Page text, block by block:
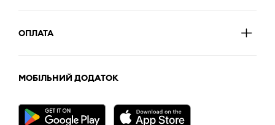
ОПЛАТА
МОБІЛЬНИЙ ДОДАТОК